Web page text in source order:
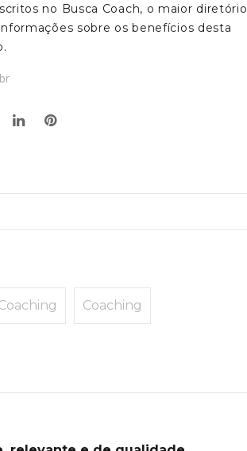
no Busca Coach, o maior diretório
sobre os benefícios desta
Coaching